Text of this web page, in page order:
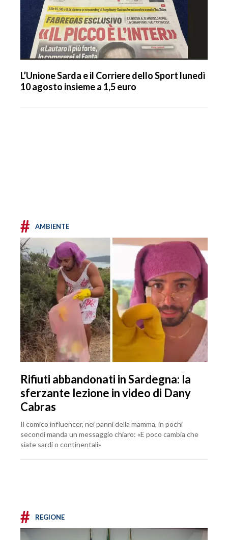
L’Unione Sarda e il Corriere dello Sport lunedì
10 agosto insieme a 1,5 euro
# AMBIENTE
Rifiuti abbandonati in Sardegna: la
sferzante lezione in video di Dany
Cabras
Il comico influencer, nei panni della mamma, in pochi
secondi manda un messaggio chiaro: «E poco cambia che
siate sardi o continentali»
# REGIONE